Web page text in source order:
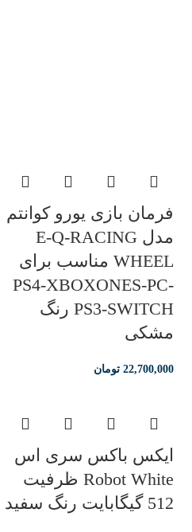
فرمان بازی یورو کوانتم
مدل E-Q-RACING
WHEEL مناسب برای
PS4-XBOXONES-PC-
PS3-SWITCH رنگ
مشکی
22,700,000 تومان
ایکس باکس سری اس
Robot White ظرفیت
512 گیگابایت رنگ سفید